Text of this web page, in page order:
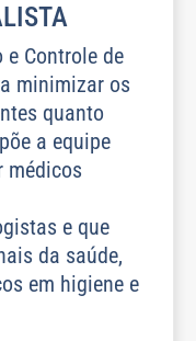
e Controle de
minimizar os
quanto
a equipe
médicos
e que
da saúde,
em higiene e